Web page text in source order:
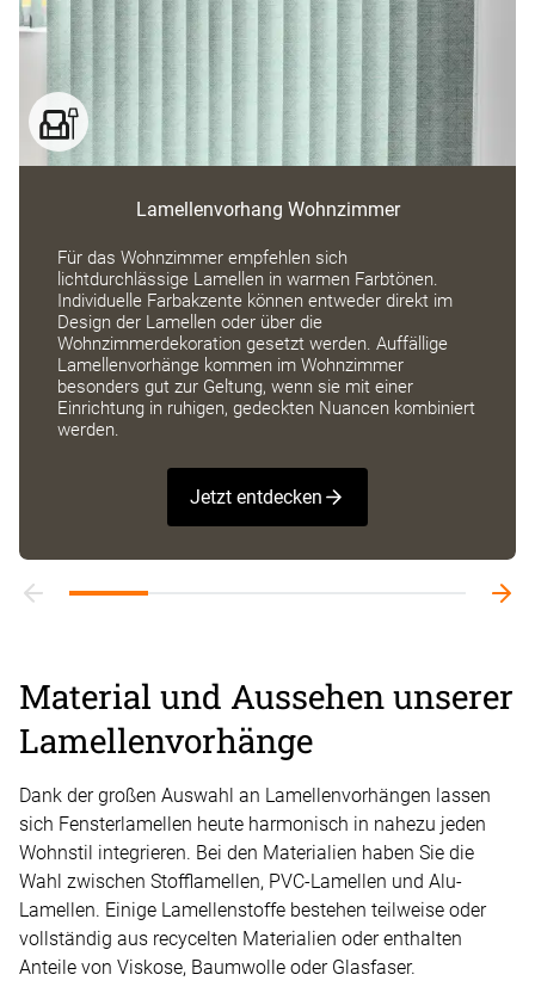
Lamellenvorhang Wohnzimmer
Für das Wohnzimmer empfehlen sich
lichtdurchlässige Lamellen in warmen Farbtönen.
Individuelle Farbakzente können entweder direkt im
Design der Lamellen oder über die
Wohnzimmerdekoration gesetzt werden. Auffällige
Lamellenvorhänge kommen im Wohnzimmer
besonders gut zur Geltung, wenn sie mit einer
Einrichtung in ruhigen, gedeckten Nuancen kombiniert
werden.
Jetzt entdecken
Material und Aussehen unserer
Lamellenvorhänge
Dank der großen Auswahl an Lamellenvorhängen lassen
sich Fensterlamellen heute harmonisch in nahezu jeden
Wohnstil integrieren. Bei den Materialien haben Sie die
Wahl zwischen Stofflamellen, PVC-Lamellen und Alu-
Lamellen. Einige Lamellenstoffe bestehen teilweise oder
vollständig aus recycelten Materialien oder enthalten
Anteile von Viskose, Baumwolle oder Glasfaser.